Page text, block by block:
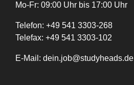
Mo-Fr: 09:00 Uhr bis 17:00 Uhr
Telefon: +49 541 3303-268
Telefax: +49 541 3303-102
E-Mail: dein.job@studyheads.de